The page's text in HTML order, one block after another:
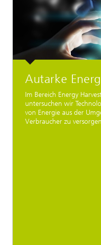
Autarke
Im Bereich Energy
untersuchen wir
von Energie aus der
Verbraucher zu